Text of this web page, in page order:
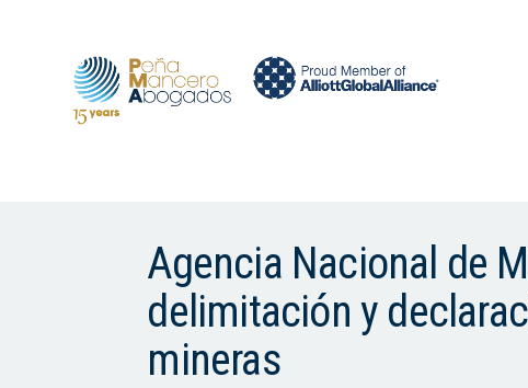
Agencia Nacional de
delimitación y
mineras